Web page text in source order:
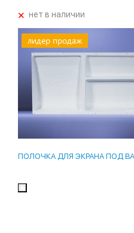
+нет в наличии
лидер продаж
ПОЛОЧКА ДЛЯ ЭКРАНА ПОД